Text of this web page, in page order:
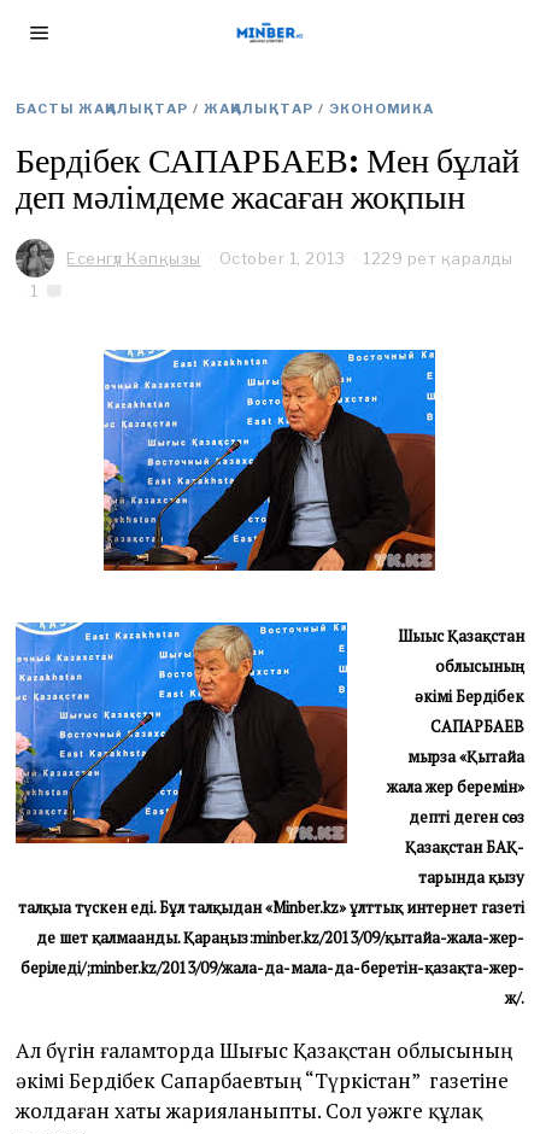
БАСТЫ ЖАҢАЛЫҚТАР / ЖАҢАЛЫҚТАР / ЭКОНОМИКА
Бердібек САПАРБАЕВ: Мен бұлай
деп мәлімдеме жасаған жоқпын
Есенгүл Кәпқызы October 1, 2013
e
r
1
1229 рет қаралды
1
Шығыс Қазақстан
облысының
әкімі Бердібек
САПАРБАЕВ
мырза «Қытайға
жалға жер беремін»
депті деген сөз
Қазақстан БАҚ-
тарында қызу
талқыға түскен еді. Бұл талқыдан «Minber.kz» ұлттық интернет газеті
де шет қалмағанды. Қараңыз:minber.kz/2013/09/қытайға-жалға-жер-
беріледі/;minber.kz/2013/09/жалға-да-малға-да-беретін-қазақта-жер-
ж/.
Ал бүгін ғаламторда Шығыс Қазақстан облысының
әкімі Бердібек Сапарбаевтың “Түркістан” газетіне
жолдаған хаты жарияланыпты. Сол уәжге құлақ